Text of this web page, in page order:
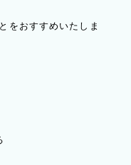
をおすすめいたしま